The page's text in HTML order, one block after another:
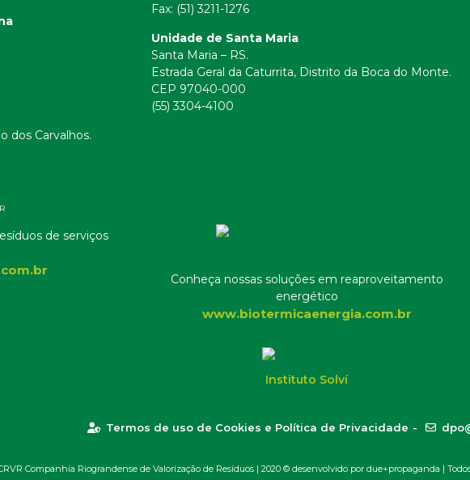
dos Carvalhos.
Fax: (51) 3211-1276
Unidade de Santa Maria
Santa Maria – RS.
Estrada Geral da Caturrita, Distrito da Boca do Monte.
CEP 97040-000
(55) 3304-4100
de serviços
Conheça nossas soluções em reaproveitamento
energético
www.biotermicaenergia.com.br
Instituto Solví
Termos de uso de Cookies e Política de Privacidade -
Companhia Riograndense de Valorização de Resíduos | 2020 © desenvolvido por due+propaganda |